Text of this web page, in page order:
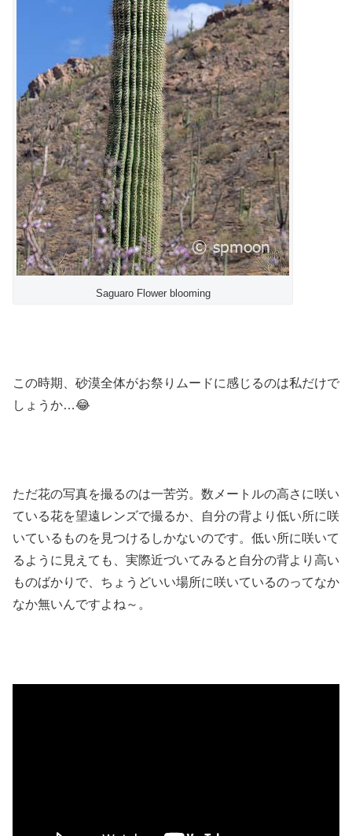
Saguaro Flower blooming
この時期、砂漠全体がお祭りムードに感じるのは私だけで
しょうか…😂
ただ花の写真を撮るのは一苦労。数メートルの高さに咲い
ている花を望遠レンズで撮るか、自分の背より低い所に咲
いているものを見つけるしかないのです。低い所に咲いて
るように見えても、実際近づいてみると自分の背より高い
ものばかりで、ちょうどいい場所に咲いているのってなか
なか無いんですよね～。